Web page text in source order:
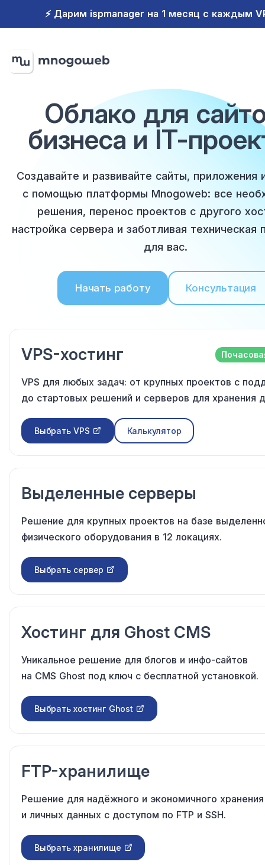
⚡️ Дарим ispmanager на 1 месяц с каждым
Облако для
бизнеса и IT-
Создавайте и развивайте сайты, приложения
с помощью платформы Mnogoweb: все
решения, перенос проектов с другого
настройка сервера и заботливая техническая
для вас.
Начать работу Консультация
VPS-хостинг
VPS для любых задач: от крупных проектов с
до стартовых решений и серверов для хранения
Выбрать VPS Калькулятор
Выделенные серверы
Решение для крупных проектов на базе
физического оборудования в 12 локациях.
Выбрать сервер
Хостинг для Ghost CMS
Уникальное решение для блогов и инфо-сайтов
на CMS Ghost под ключ с бесплатной установкой.
Выбрать хостинг Ghost
FTP-хранилище
Решение для надёжного и экономичного
и личных данных с доступом по FTP и SSH.
Выбрать хранилище